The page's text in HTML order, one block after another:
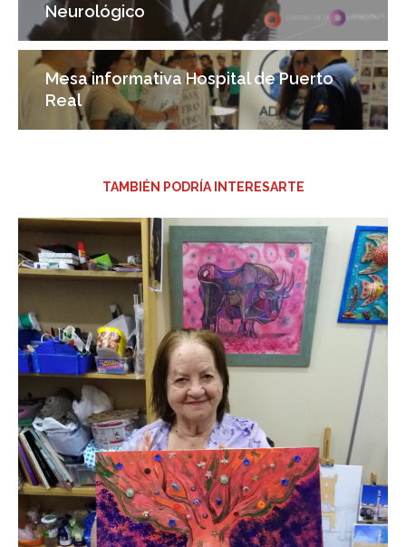
Neurológico
Mesa informativa Hospital de Puerto
Real
TAMBIÉN PODRÍA INTERESARTE